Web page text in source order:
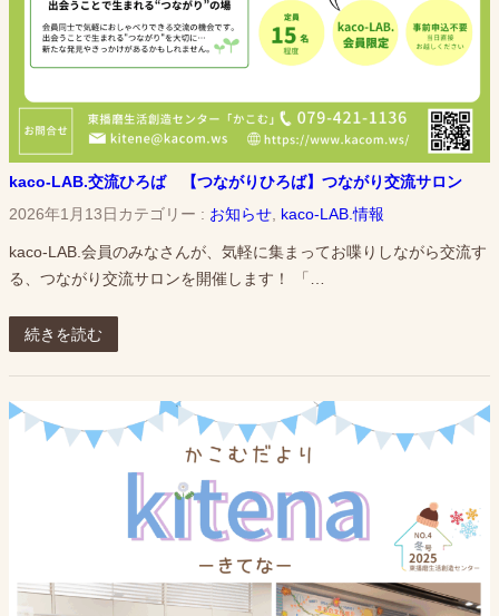
kaco-LAB.交流ひろば 【つながりひろば】つながり交流サロン
2026年1月13日 カテゴリー : お知らせ kaco-LAB.情報
kaco-LAB.会員のみなさんが、気軽に集まってお喋りしながら交流す
る、つながり交流サロンを開催します！ 「…
続きを読む